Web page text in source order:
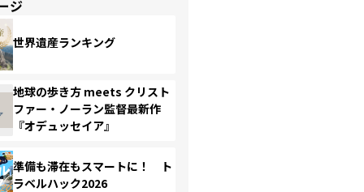
ジ
世界遺産ランキング
地球の歩き方 meets クリスト
ファー・ノーラン監督最新作
『オデュッセイア』
準備も滞在もスマートに！ ト
ラベルハック2026